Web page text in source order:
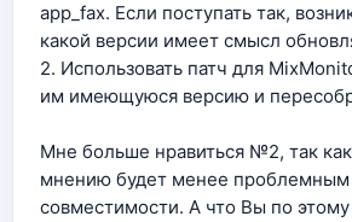
app_fax. Если поступать так,
какой версии имеет смысл
2. Использовать патч для
им имеющуюся версию и
Мне больше нравиться №2, так
мнению будет менее проблемным
совместимости. А что Вы по